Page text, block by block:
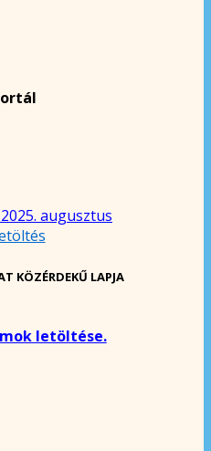
augusztus
KÖZÉRDEKŰ LAPJA
letöltése.